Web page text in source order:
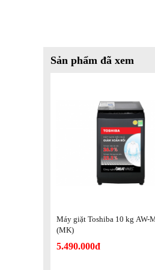
*Hình ảnh chỉ mang tính
Khối lượng giặt và
- Khối lượng giặt tối đa:10
đình có ít thành viên hơn
- Máy giặt được thiết lập8
trình phù hợp để giặt giũ,
Sản phẩm đã xem
Máy giặt Toshiba 10 kg AW-
(MK)
5.490.000đ